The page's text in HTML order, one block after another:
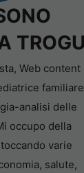
TROGU
Web content
analisi delle
occupo della
varie
salute,